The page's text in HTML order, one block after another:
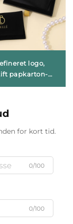
logo,
papkarton-
i skuffe-stil,
af halskæde
for kort tid.
0/100
0/100